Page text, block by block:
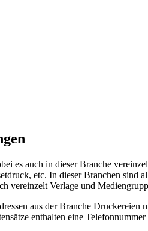
es auch in dieser Branche
etc. In dieser Branchen sind
vereinzelt Verlage und
aus der Branche Druckereien
enthalten eine